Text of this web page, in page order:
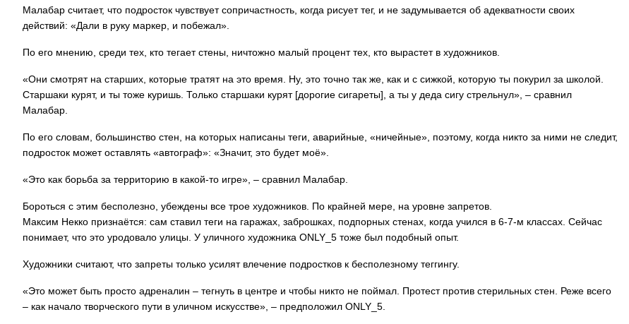
Малабар считает, что подросток чувствует сопричастность, когда рисует тег, и не задумывается об адекватности своих
действий: «Дали в руку маркер, и побежал».
По его мнению, среди тех, кто тегает стены, ничтожно малый процент тех, кто вырастет в художников.
«Они смотрят на старших, которые тратят на это время. Ну, это точно так же, как и с сижкой, которую ты покурил за школой.
Старшаки курят, и ты тоже куришь. Только старшаки курят [дорогие сигареты], а ты у деда сигу стрельнул», – сравнил
Малабар.
По его словам, большинство стен, на которых написаны теги, аварийные, «ничейные», поэтому, когда никто за ними не следит,
подросток может оставлять «автограф»: «Значит, это будет моё».
«Это как борьба за территорию в какой-то игре», – сравнил Малабар.
Бороться с этим бесполезно, убеждены все трое художников. По крайней мере, на уровне запретов.
Максим Некко признаётся: сам ставил теги на гаражах, заброшках, подпорных стенах, когда учился в 6-7-м классах. Сейчас
понимает, что это уродовало улицы. У уличного художника ONLY_5 тоже был подобный опыт.
Художники считают, что запреты только усилят влечение подростков к бесполезному теггингу.
«Это может быть просто адреналин – тегнуть в центре и чтобы никто не поймал. Протест против стерильных стен. Реже всего
– как начало творческого пути в уличном искусстве», – предположил ONLY_5.